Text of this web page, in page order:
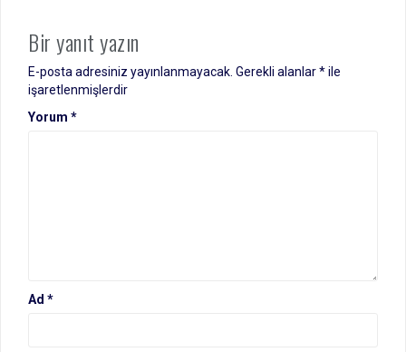
Bir yanıt yazın
E-posta adresiniz yayınlanmayacak. Gerekli alanlar*ile
işaretlenmişlerdir
Yorum *
Ad *